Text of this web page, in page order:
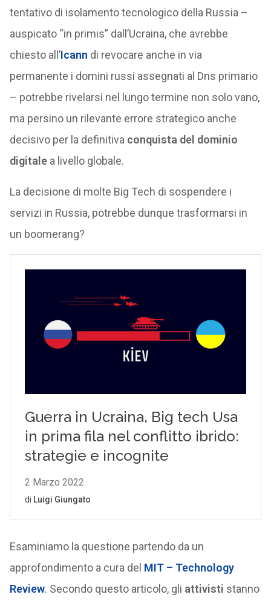
tentativo di isolamento tecnologico della Russia –
auspicato “in primis” dall’Ucraina, che avrebbe
chiesto all’Icann di revocare anche in via
permanente i domini russi assegnati al Dns primario
– potrebbe rivelarsi nel lungo termine non solo vano,
ma persino un rilevante errore strategico anche
decisivo per la definitiva conquista del dominio
digitalea livello globale.
La decisione di molte Big Tech di sospendere i
servizi in Russia, potrebbe dunque trasformarsi in
un boomerang?
Esaminiamo la questione partendo da un
approfondimento a cura del MIT – Technology
Review. Secondo questo articolo, gli attivisti stanno